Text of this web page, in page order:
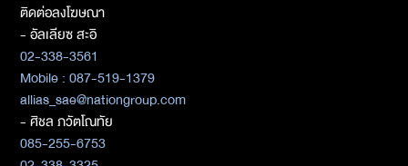
ติดต่อลงโฆษณา
- อัลเลียซ สะอิ
02-338-3561
Mobile : 087-519-1379
allias_sae@nationgroup.com
- ศิชล ภวัตโณทัย
085-255-6753